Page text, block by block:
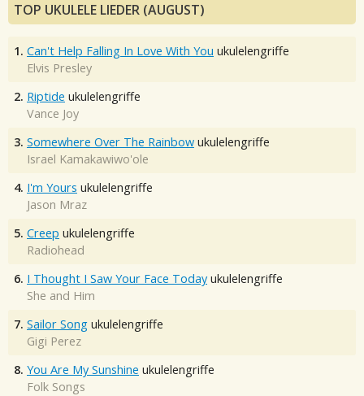
TOP UKULELE LIEDER (AUGUST)
1. Can't Help Falling In Love With You ukulelengriffe
Elvis Presley
2. Riptide ukulelengriffe
Vance Joy
3. Somewhere Over The Rainbow ukulelengriffe
Israel Kamakawiwo'ole
4. I'm Yours ukulelengriffe
Jason Mraz
5. Creep ukulelengriffe
Radiohead
6. I Thought I Saw Your Face Today ukulelengriffe
She and Him
7. Sailor Song ukulelengriffe
Gigi Perez
8. You Are My Sunshine ukulelengriffe
Folk Songs